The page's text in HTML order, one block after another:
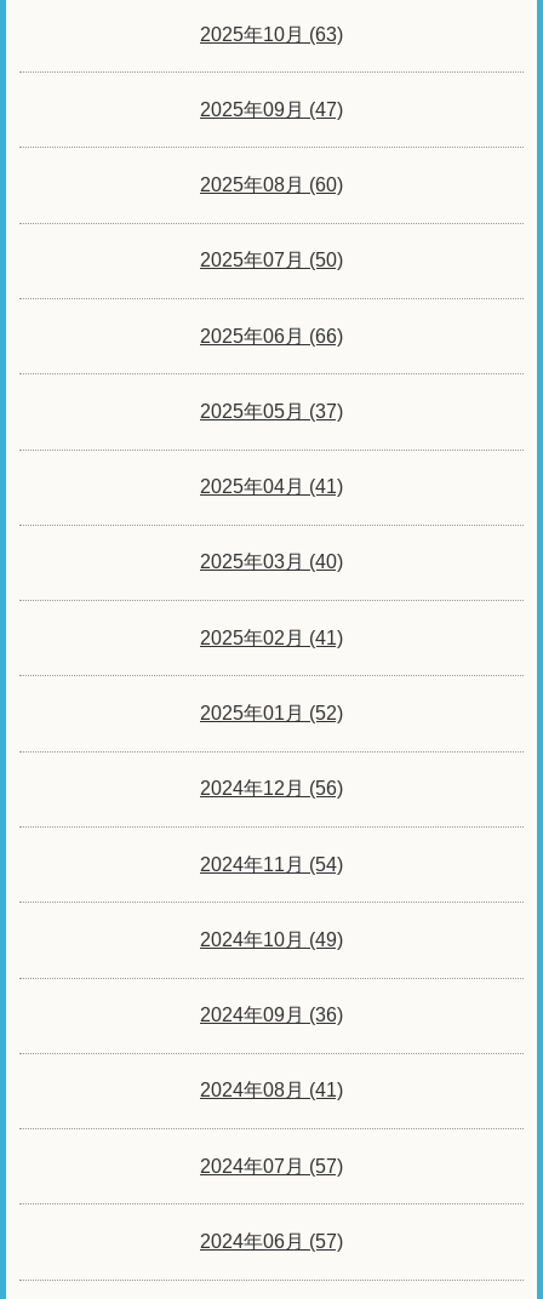
2025年10月 (63)
2025年09月 (47)
2025年08月 (60)
2025年07月 (50)
2025年06月 (66)
2025年05月 (37)
2025年04月 (41)
2025年03月 (40)
2025年02月 (41)
2025年01月 (52)
2024年12月 (56)
2024年11月 (54)
2024年10月 (49)
2024年09月 (36)
2024年08月 (41)
2024年07月 (57)
2024年06月 (57)